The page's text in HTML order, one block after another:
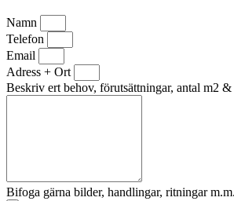
Namn
Telefon
Email
Adress + Ort
Beskriv ert behov, förutsättningar, antal m2 &
Bifoga gärna bilder, handlingar, ritningar m.m.